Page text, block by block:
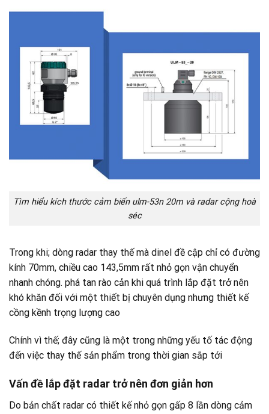
Tìm hiểu kích thước cảm biến ulm-53n 20m và radar cộng hoà
séc
Trong khi; dòng radar thay thế mà dinel đề cập chỉ có đường
kính 70mm, chiều cao 143,5mm rất nhỏ gọn vận chuyển
nhanh chóng. phá tan rào cản khi quá trình lắp đặt trở nên
khó khăn đối với một thiết bị chuyên dụng nhưng thiết kế
cồng kềnh trọng lượng cao
Chính vì thế; đây cũng là một trong những yếu tố tác động
đến việc thay thế sản phẩm trong thời gian sắp tới
Vấn đề lắp đặt radar trở nên đơn giản hơn
Do bản chất radar có thiết kế nhỏ gọn gấp 8 lần dòng cảm